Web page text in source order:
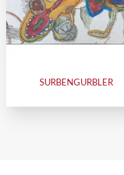
SURBENGURBLER